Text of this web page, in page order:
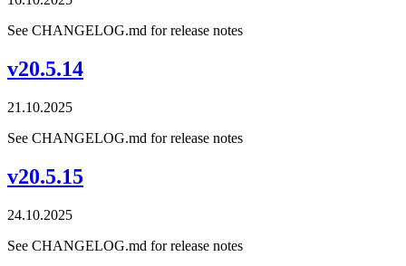
See CHANGELOG.md for release notes
v20.5.14
21.10.2025
See CHANGELOG.md for release notes
v20.5.15
24.10.2025
See CHANGELOG.md for release notes